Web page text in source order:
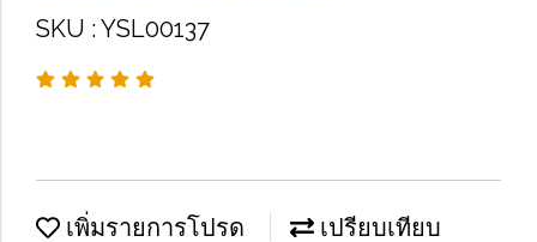
SKU : YSL00137
เพิ่มรายการโปรด เปรียบเทียบ